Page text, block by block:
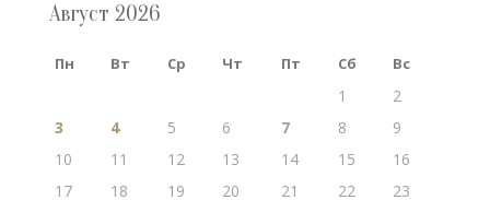
Август 2026
Пн Вт Ср Чт Пт Сб Вс
1
2
3
4 5 6 7 8
9
10
11 12 13 14 15
16
17
18 19 20 21 22
23